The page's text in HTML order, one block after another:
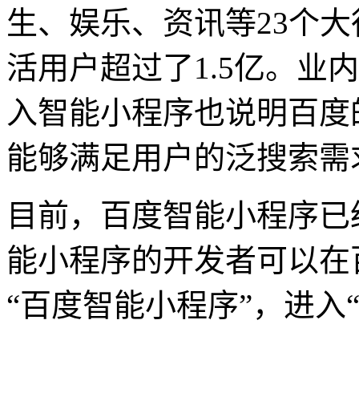
生、娱乐、资讯等23个
活用户超过了1.5亿。业
入智能小程序也说明百
能够满足用户的泛搜索需
目前，百度智能小程序
能小程序的开发者可以
“百度智能小程序”，进